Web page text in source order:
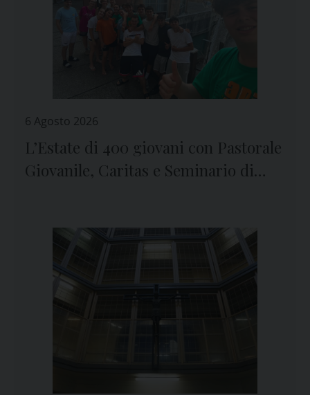
6 Agosto 2026
L’Estate di 400 giovani con Pastorale
Giovanile, Caritas e Seminario di